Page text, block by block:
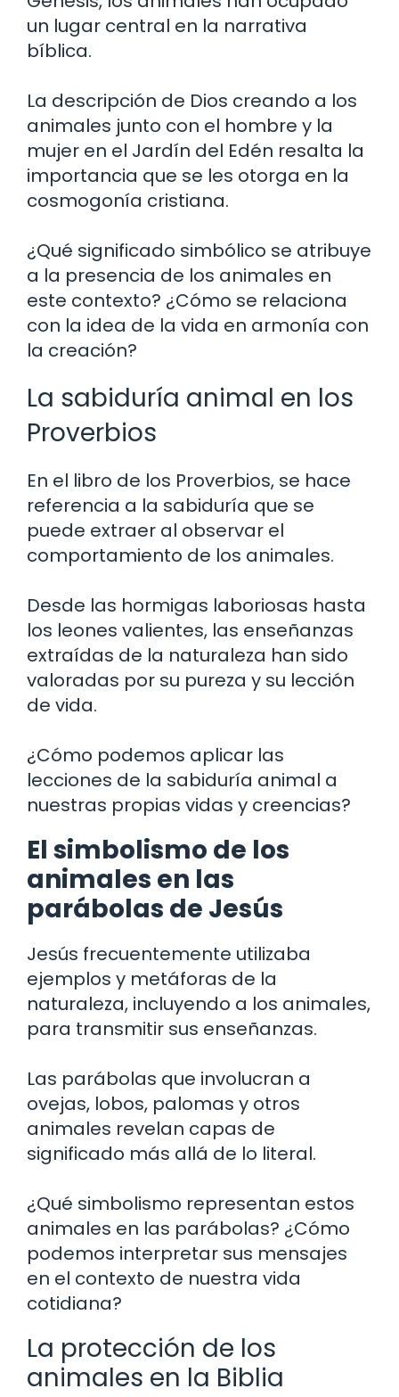
un lugar central en la narrativa
bíblica.
La descripción de Dios creando a los
animales junto con el hombre y la
mujer en el Jardín del Edén resalta la
importancia que se les otorga en la
cosmogonía cristiana.
¿Qué significado simbólico se atribuye
a la presencia de los animales en
este contexto? ¿Cómo se relaciona
con la idea de la vida en armonía con
la creación?
La sabiduría animal en los
Proverbios
En el libro de los Proverbios, se hace
referencia a la sabiduría que se
puede extraer al observar el
comportamiento de los animales.
Desde las hormigas laboriosas hasta
los leones valientes, las enseñanzas
extraídas de la naturaleza han sido
valoradas por su pureza y su lección
de vida.
¿Cómo podemos aplicar las
lecciones de la sabiduría animal a
nuestras propias vidas y creencias?
El simbolismo de los
animales en las
parábolas de Jesús
Jesús frecuentemente utilizaba
ejemplos y metáforas de la
naturaleza, incluyendo a los animales,
para transmitir sus enseñanzas.
Las parábolas que involucran a
ovejas, lobos, palomas y otros
animales revelan capas de
significado más allá de lo literal.
¿Qué simbolismo representan estos
animales en las parábolas? ¿Cómo
podemos interpretar sus mensajes
en el contexto de nuestra vida
cotidiana?
La protección de los
animales en la Biblia